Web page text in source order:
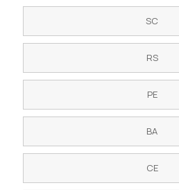
SC
RS
PE
BA
CE